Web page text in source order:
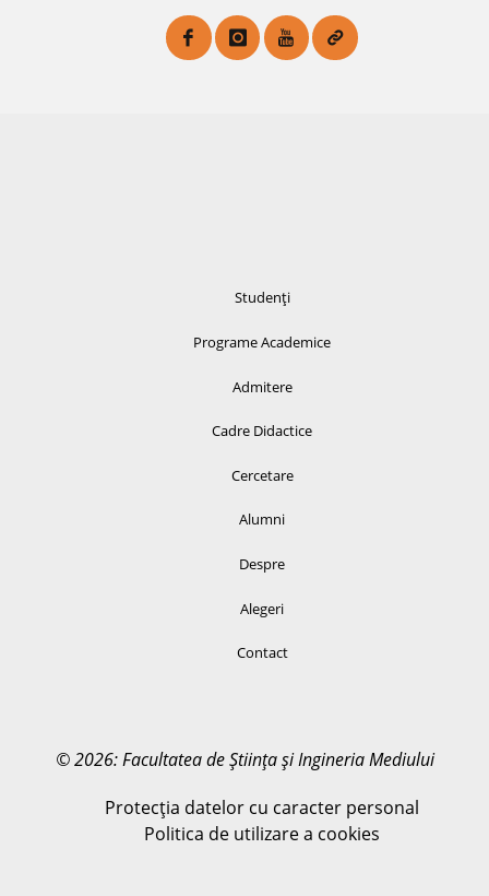
Studenți
Programe Academice
Admitere
Cadre Didactice
Cercetare
Alumni
Despre
Alegeri
Contact
© 2026: Facultatea de Știința și Ingineria Mediului
Protecția datelor cu caracter personal
Politica de utilizare a cookies